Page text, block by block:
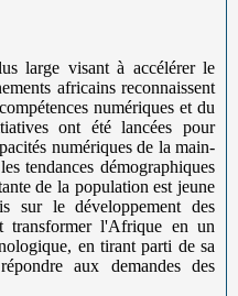
large visant à accélérer le
africains reconnaissent
numériques et du
ont été lancées pour
numériques de la main-
tendances démographiques
de la population est jeune
sur le développement des
transformer l'Afrique en un
en tirant parti de sa
aux demandes des